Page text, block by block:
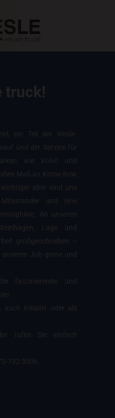
truck!
ein Teil der Wesle-
und der Service für
wie Volvo und
Maß an Know-how
aber sind uns
und eine
An unseren
Lage und
großgeschrieben –
Job gerne und
faszinierende und
auch initiativ oder als
rufen Sie einfach
732 3006.